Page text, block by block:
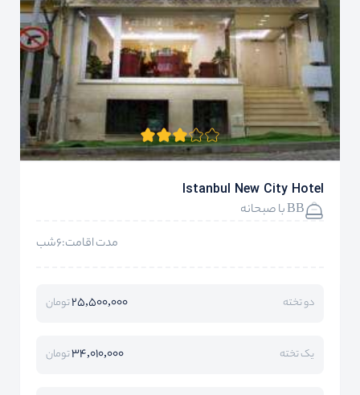
Istanbul New City Hotel
BB با صبحانه
مدت اقامت:6شب
دو تخته 25,500,000تومان
یک تخته 34,010,000تومان